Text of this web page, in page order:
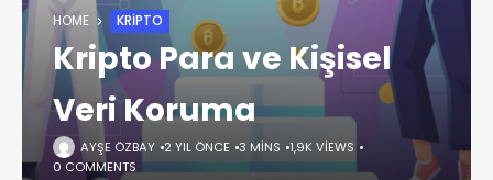
HOME KRIPTO
Kripto Para ve Kişisel
Veri Koruma
AYŞE ÖZBAY 2 YIL ÖNCE 3 MINS 1,9K VIEWS
0 COMMENTS